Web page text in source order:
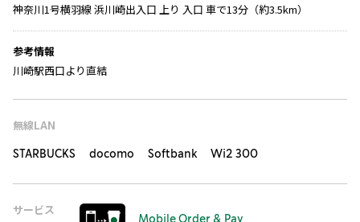
神奈川1号横羽線 浜川崎出入口 上り 入口 車で13分（約3.5km）
参考情報
川崎駅西口より直結
無線LAN
STARBUCKS docomo Softbank Wi2 300
サービス
Mobile Order & Pay